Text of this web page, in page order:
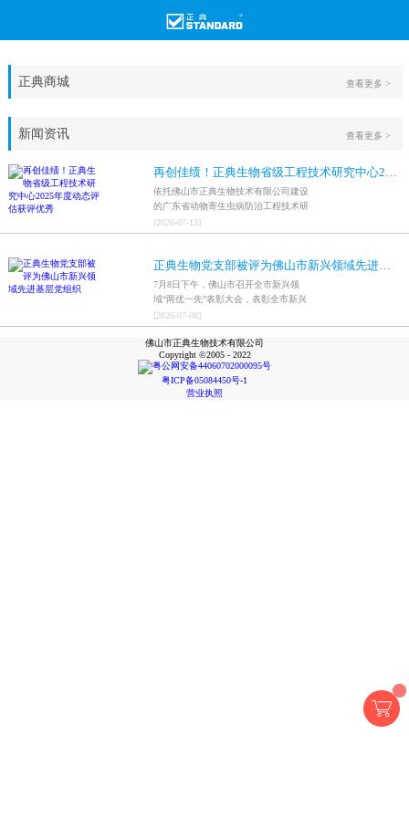
正典商城 查看更多 >
新闻资讯
再创佳绩！正典生物省级工程技术研究中心2025年度动态评估获评优秀
依托佛山市正典生物技术有限公司建设
的广东省动物寄生虫病防治工程技术研
究中心，在全省参评科研平台中综合表
现突出，成功获评最高评价等级“优
[2026-07-13]
正典生物党支部被评为佛山市新兴领域先进基层党组织
7月8日下午，佛山市召开全市新兴领
域“两优一先”表彰大会，表彰全市新兴
领域优秀共产党员、优秀党务工作者和
先进基层党组织，中共佛山市正典生物
技术有限公司支部委员会被评为佛山市
新兴领域先进基层党组织。
[2026-07-08]
查看更多 >
佛山市正典生物技术有限公司
Copyright ©2005 - 2022
粤公网安备44060702000095号
粤ICP备05084450号-1
营业执照